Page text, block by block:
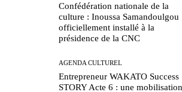
Confédération nationale de la
culture : Inoussa Samandoulgou
officiellement installé à la
présidence de la CNC
AGENDA CULTUREL
Entrepreneur WAKATO Success
STORY Acte 6 : une mobilisation